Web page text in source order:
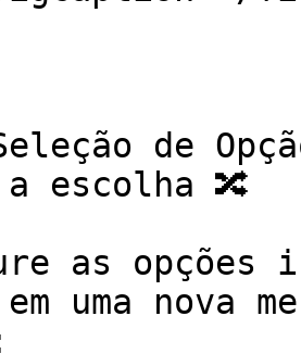
de
a escolha 🔀
as opções
uma nova